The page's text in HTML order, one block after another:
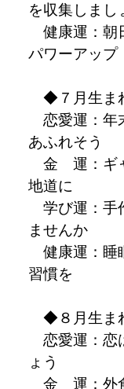
を収集しまし
健康運：朝
パワーアップ
◆７月生ま
恋愛運：年
あふれそう
金 運：ギ
地道に
学び運：手
ませんか
健康運：睡
習慣を
◆８月生ま
恋愛運：恋
ょう
金 運：外